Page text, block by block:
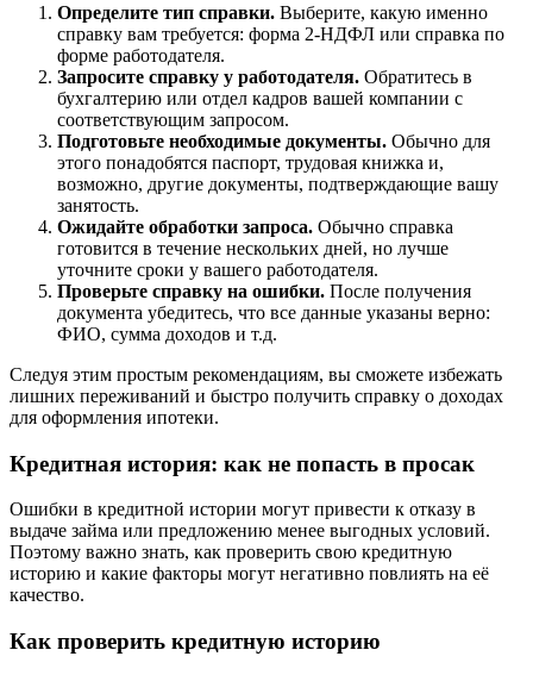
Определите тип справки. Выберите, какую именно
справку вам требуется: форма 2-НДФЛ или справка по
форме работодателя.
Запросите справку у работодателя. Обратитесь в
бухгалтерию или отдел кадров вашей компании с
соответствующим запросом.
Подготовьте необходимые документы. Обычно для
этого понадобятся паспорт, трудовая книжка и,
возможно, другие документы, подтверждающие вашу
занятость.
Ожидайте обработки запроса. Обычно справка
готовится в течение нескольких дней, но лучше
уточните сроки у вашего работодателя.
Проверьте справку на ошибки. После получения
документа убедитесь, что все данные указаны верно:
ФИО, сумма доходов и т.д.
Следуя этим простым рекомендациям, вы сможете избежать
лишних переживаний и быстро получить справку о доходах
для оформления ипотеки.
Кредитная история: как не попасть в просак
Ошибки в кредитной истории могут привести к отказу в
выдаче займа или предложению менее выгодных условий.
Поэтому важно знать, как проверить свою кредитную
историю и какие факторы могут негативно повлиять на её
качество.
Как проверить кредитную историю